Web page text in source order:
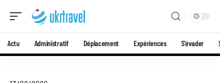
Actu Administratif Déplacement Expériences S’évader